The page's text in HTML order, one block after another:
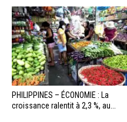
PHILIPPINES – ÉCONOMIE : La
croissance ralentit à 2,3 %, au...